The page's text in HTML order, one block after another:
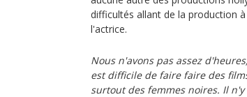
difficultés allant de la production
l'actrice.
Nous n'avons pas assez
est difficile de faire faire des
surtout des femmes noires. Il